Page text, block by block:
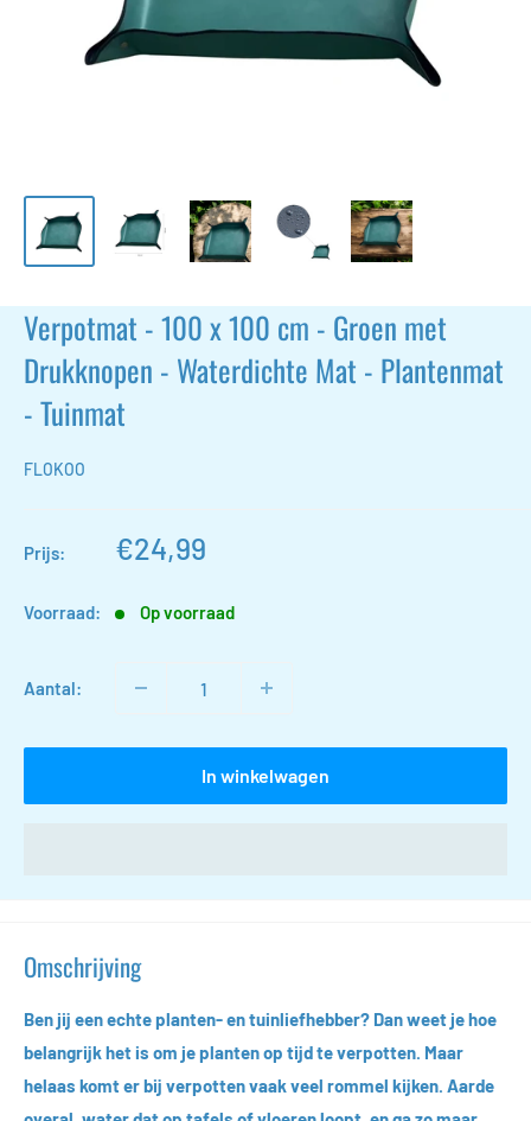
Verpotmat - 100 x 100 cm - Groen met
Drukknopen - Waterdichte Mat - Plantenmat
- Tuinmat
FLOKOO
Prijs: Actieprijs
€24,99
Voorraad: Op voorraad
Aantal:
In winkelwagen
Omschrijving
Ben jij een echte planten- en tuinliefhebber? Dan weet je hoe
belangrijk het is om je planten op tijd te verpotten. Maar
helaas komt er bij verpotten vaak veel rommel kijken. Aarde